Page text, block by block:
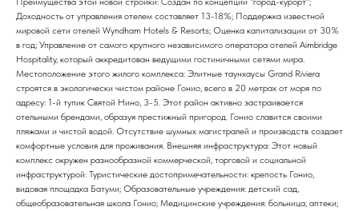
Доходность от управления отелем составляет 13-18%; Поддержка известной
мировой сети отелей Wyndham Hotels & Resorts; Оценка капитализации от 30%
в год; Управление от самого крупного независимого оператора отелей Aimbridge
Hospitality, который аккредитован ведущими гостиничными сетями мира.
Местоположение этого жилого комплекса: Элитные таунхаусы Grand Riviera
строятся в экологически чистом районе Гонио, всего в 20 метрах от моря по
адресу: 1-й тупик Святой Нино, 3-5. Этот район активно застраивается
отельными брендами, образуя престижный пригород. Гонио славится своими
пляжами и чистой водой. Отсутствие шумных магистралей и производств создает
комфортные условия для проживания. Внешняя инфраструктура: Этот новый
комплекс окружен разнообразной коммерческой, торговой и социальной
инфраструктурой: Туристические достопримечательности: крепость Гонио,
видовая площадка Батуми; Образовательные учреждения: детский сад,
общеобразовательная школа Гонио; Медицинские учреждения: больница, аптеки;